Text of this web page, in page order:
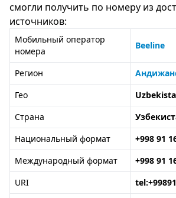
смогли получить по номеру из
источников:
Мобильный оператор
номера
Beeline
Регион
Гео
Страна
Национальный формат
+998 91
Международный формат
+998 91
URI